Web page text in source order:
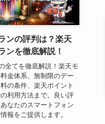
ンの評判は？楽天
ンを徹底解説！
全てを徹底解説！楽天モ
金体系、無制限のデー
の条件、楽天ポイント
利用方法まで。良い評
なたのスマートフォン
報をご提供します。